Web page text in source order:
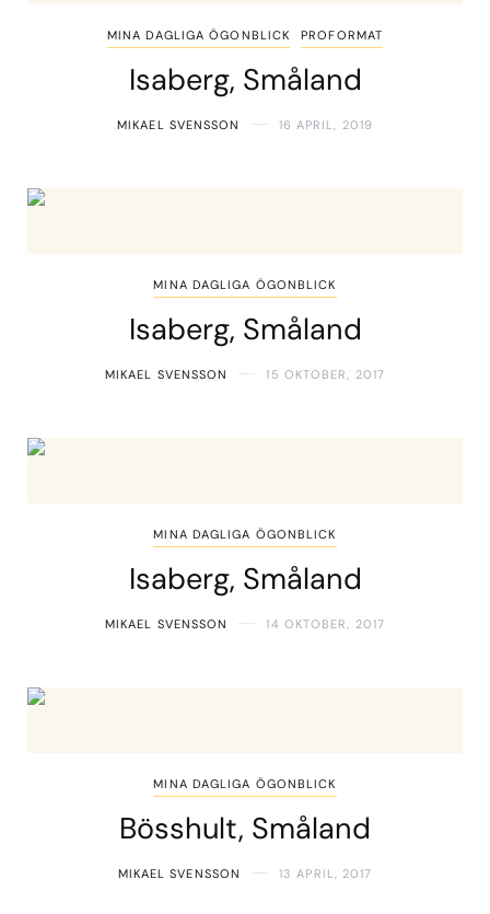
MINA DAGLIGA ÖGONBLICK PROFORMAT
Isaberg, Småland
MIKAEL SVENSSON 16 APRIL, 2019
MINA DAGLIGA ÖGONBLICK
Isaberg, Småland
MIKAEL SVENSSON 15 OKTOBER, 2017
MINA DAGLIGA ÖGONBLICK
Isaberg, Småland
MIKAEL SVENSSON 14 OKTOBER, 2017
MINA DAGLIGA ÖGONBLICK
Bösshult, Småland
MIKAEL SVENSSON 13 APRIL, 2017